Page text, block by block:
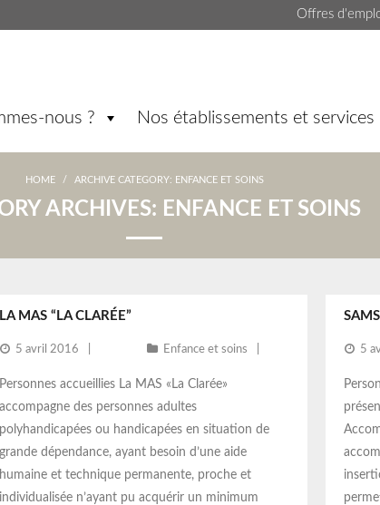
Offres
nous ? Nos établissements et services
HOME / ARCHIVE CATEGORY: ENFANCE ET SOINS
ARCHIVES: ENFANCE ET SOINS
LA MAS “LA CLARÉE”
5 avril 2016 Enfance et soins
Personnes accueillies La MAS «La Clarée»
accompagne des personnes adultes
polyhandicapées ou handicapées en situation de
grande dépendance, ayant besoin d’une aide
humaine et technique permanente, proche et
individualisée n’ayant pu acquérir un minimum
5